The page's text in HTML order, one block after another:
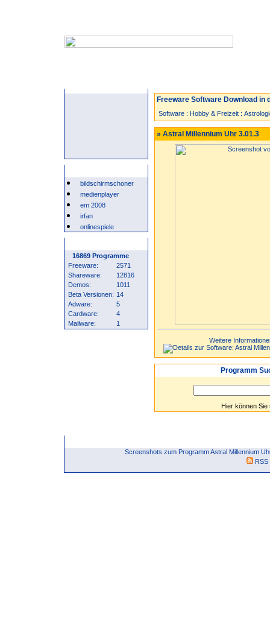
bildschirmschoner
medienplayer
em 2008
irfan
onlinespiele
16869 Programme
Freeware:
2571
Shareware:
12816
Demos:
1011
Beta Versionen: 14
Adware:
5
Cardware:
4
Mailware:
1
Freeware Software Download in
Software : Hobby & Freizeit :
» Astral Millennium Uhr 3.01.3
Weitere
Programm
Hier können
Screenshots zum Programm Astral Millennium